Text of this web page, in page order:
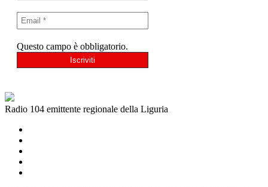
Questo campo è obbligatorio.
Radio 104 emittente regionale della Liguria